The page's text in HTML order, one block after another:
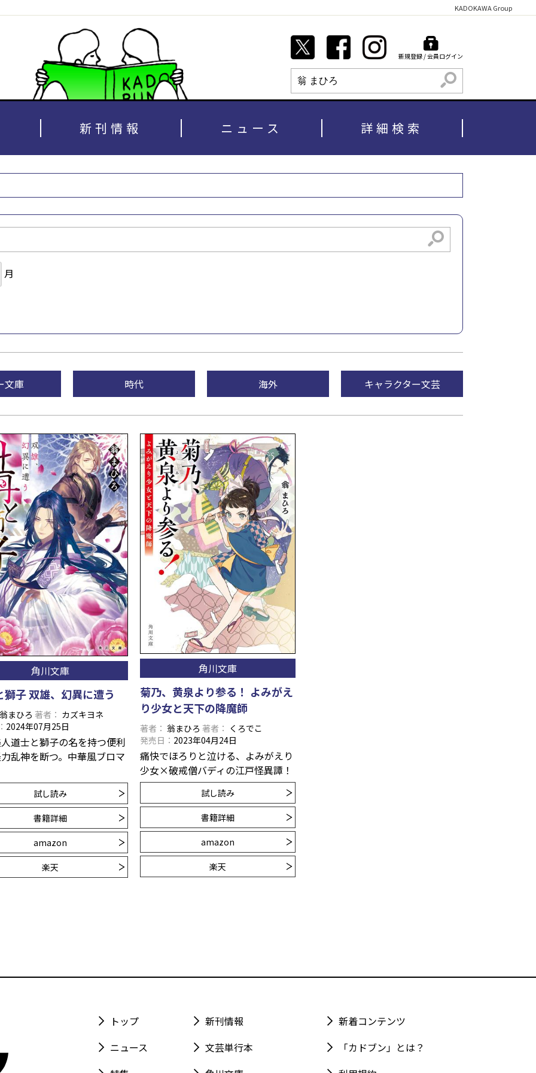
KADOKAWA Group
新規登録 / 会員ログイン
検索
新刊情報 ニュース 詳細検索
検索
月
文庫 時代 海外 キャラクター文芸
角川文庫
獅子 双雄、幻異に遭う
翁まひろ 著者
カズキヨネ
2024年07月25日
道士と獅子の名を持つ便利
乱神を断つ。中華風ブロマ
試し読み
書籍詳細
amazon
楽天
角川文庫
菊乃、黄泉より参る！ よみがえ
り少女と天下の降魔師
著者 翁まひろ 著者
くろでこ
発売日
2023年04月24日
痛快でほろりと泣ける、よみがえり
少女×破戒僧バディの江戸怪異譚！
試し読み
書籍詳細
amazon
楽天
トップ
ニュース
新刊情報
文芸単行本
新着コンテンツ
「カドブン」とは？